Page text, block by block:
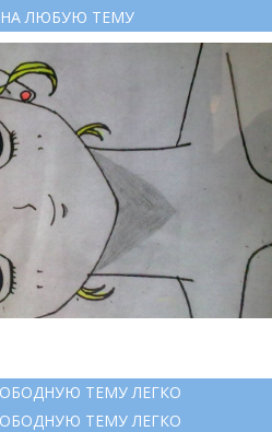
ЛЮБУЮ ТЕМУ
ТЕМУ ЛЕГКО
ТЕМУ ЛЕГКО